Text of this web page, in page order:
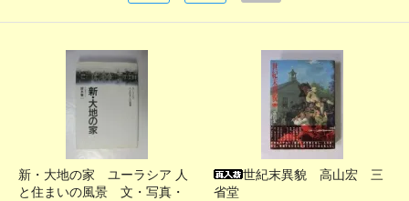
新・大地の家 ユーラシア 人
と住まいの風景 文・写真・
世紀末異貌 高山宏 三
省堂